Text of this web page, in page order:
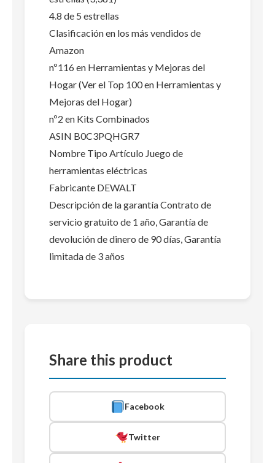
4.8 de 5 estrellas
Clasificación en los más vendidos de
Amazon
nº116 en Herramientas y Mejoras del
Hogar (Ver el Top 100 en Herramientas y
Mejoras del Hogar)
nº2 en Kits Combinados
ASIN B0C3PQHGR7
Nombre Tipo Artículo Juego de
herramientas eléctricas
Fabricante DEWALT
Descripción de la garantía Contrato de
servicio gratuito de 1 año, Garantía de
devolución de dinero de 90 días, Garantía
limitada de 3 años
Share this product
Facebook
Twitter